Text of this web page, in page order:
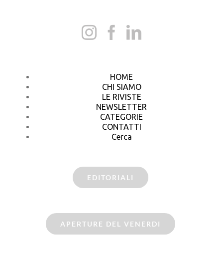
HOME
CHI SIAMO
LE RIVISTE
NEWSLETTER
CATEGORIE
CONTATTI
Cerca
EDITORIALI
APERTURE DEL VENERDI